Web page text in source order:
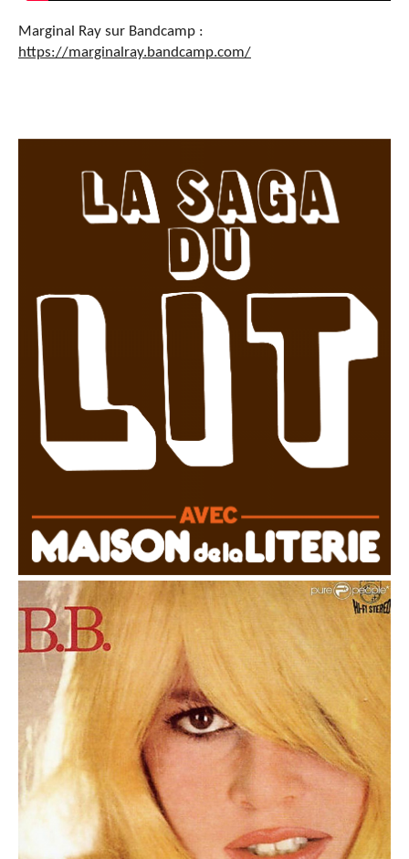
Marginal Ray sur Bandcamp :
https://marginalray.bandcamp.com/